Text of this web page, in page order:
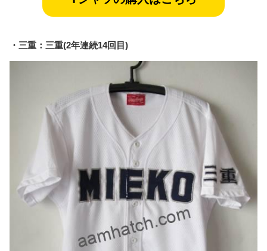
・三重：三重(2年連続14回目)